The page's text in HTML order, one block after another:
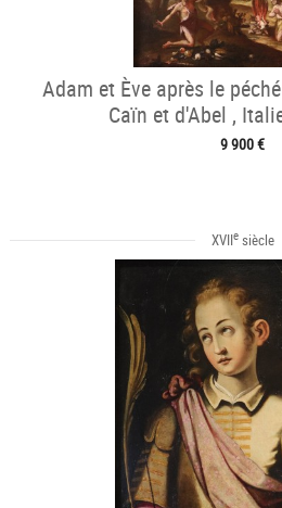
Adam et Ève après le
Caïn et d'Abel ,
9 900 €
XVIIesiècle